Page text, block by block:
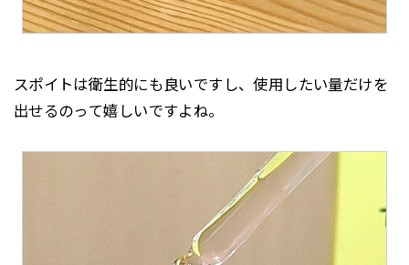
スポイトは衛生的にも良いですし、使用したい量だけを
出せるのって嬉しいですよね。